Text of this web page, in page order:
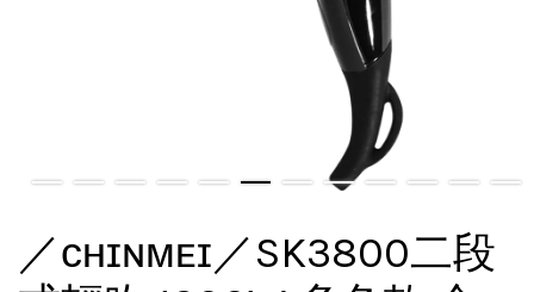
／ᴄʜɪɴᴍᴇɪ／SK3800二段